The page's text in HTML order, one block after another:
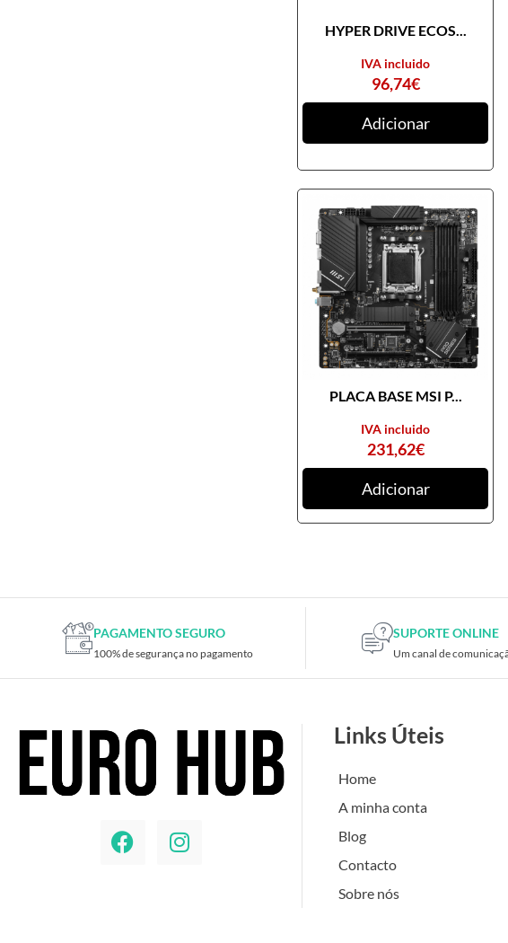
Processadores
SAIS
Ventoínhas
Computadores
Mini-PCs
Outros computadores
Portáteis
HYPER DRIVE ECOS...
96,74€
IVA incluido
Adicionar
PLACA BASE MSI P...
231,62€
IVA incluido
Adicionar
PAGAMENTO SEGURO
100% de segurança no pagamento
SUPORTE ONLINE
Um canal de
Links Úteis
Home
A minha conta
Blog
Contacto
Sobre nós